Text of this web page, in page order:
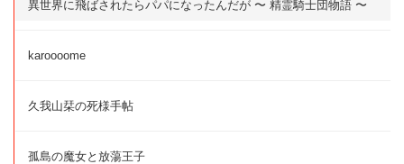
異世界に飛ばされたらパパになったんだが 〜 精霊騎士団物語 〜
karoooome
久我山栞の死様手帖
孤島の魔女と放蕩王子